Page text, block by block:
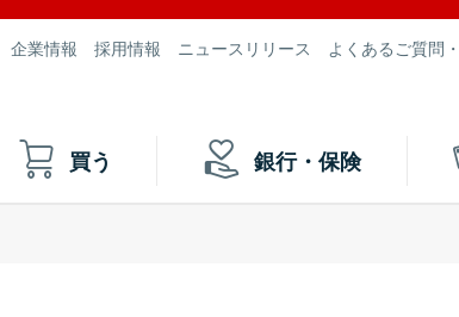
企業情報 採用情報 ニュースリリース よくあるご質問
買う 銀行・保険